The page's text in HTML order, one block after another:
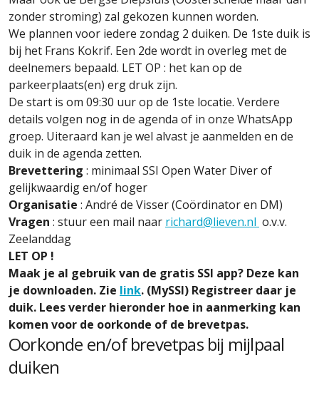
zonder stroming) zal gekozen kunnen worden.
We plannen voor iedere zondag 2 duiken. De 1ste duik is
bij het Frans Kokrif. Een 2de wordt in overleg met de
deelnemers bepaald. LET OP : het kan op de
parkeerplaats(en) erg druk zijn.
De start is om 09:30 uur op de 1ste locatie. Verdere
details volgen nog in de agenda of in onze WhatsApp
groep. Uiteraard kan je wel alvast je aanmelden en de
duik in de agenda zetten.
Brevettering : minimaal SSI Open Water Diver of
gelijkwaardig en/of hoger
Organisatie : André de Visser (Coördinator en DM)
Vragen : stuur een mail naar richard@lieven.nl o.v.v.
Zeelanddag
LET OP !
Maak je al gebruik van de gratis SSI app? Deze kan
je downloaden. Zie link. (MySSI) Registreer daar je
duik. Lees verder hieronder hoe in aanmerking kan
komen voor de oorkonde of de brevetpas.
Oorkonde en/of brevetpas bij mijlpaal
duiken